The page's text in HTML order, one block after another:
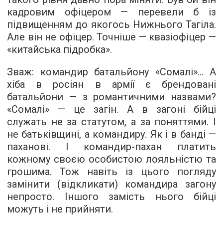
кадровим офіцером — перевели б із
підвищенням до якогось Нижнього Тагіла.
Але він не офіцер. Точніше — квазіофіцер —
«китайська підробка».
Зваж: командир батальйону «Сомалі»... А
хіба в росіян в армії є брендовані
батальйони — з романтичними назвами?
«Сомалі» — це загін. А в загоні бійці
служать не за статутом, а за поняттями. І
не батьківщині, а командиру. Як і в банді —
паханові. І командир-пахан платить
кожному своєю особистою лояльністю та
грошима. Тож навіть із цього погляду
замінити (відкликати) командира загону
непросто. Іншого замість нього бійці
можуть і не прийняти.